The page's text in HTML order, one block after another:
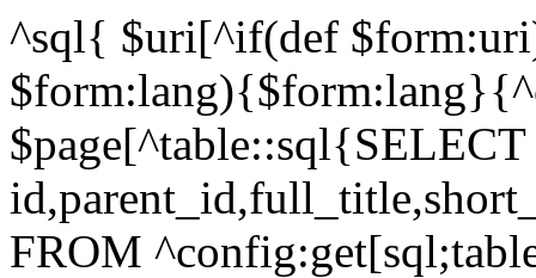
^sql{ $uri[^if(def
$page[^table::sql{SELECT
FROM